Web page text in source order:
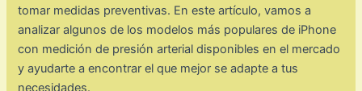
tomar medidas preventivas. En este artículo, vamos a
analizar algunos de los modelos más populares de iPhone
con medición de presión arterial disponibles en el mercado
y ayudarte a encontrar el que mejor se adapte a tus
necesidades.